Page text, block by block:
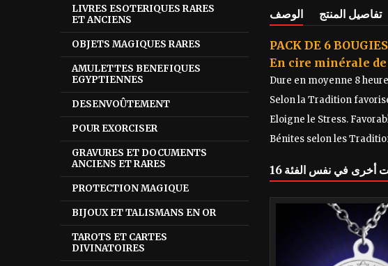
LIVRES ESOTERIQUES RARES
ET ANCIENS
OBJETS MAGIQUES RARES
AMULETTES BENEFIQUES
EGYPTIENNES
DESENVOÛTEMENT
POUR EXORCISER
GRAVURES ET DOCUMENTS
ANCIENS ET RARES
PROTECTION MAGIQUE
BIJOUX ET TALISMANS EN OR
TAROTS ET CARTES
DIVINATOIRES
الوصف تفاصيل المنتج
PACK DE 6
En cire minérale
Dure en moyenne 8
Selon la Tradition
Eloigne le Stress.
Bénites selon les